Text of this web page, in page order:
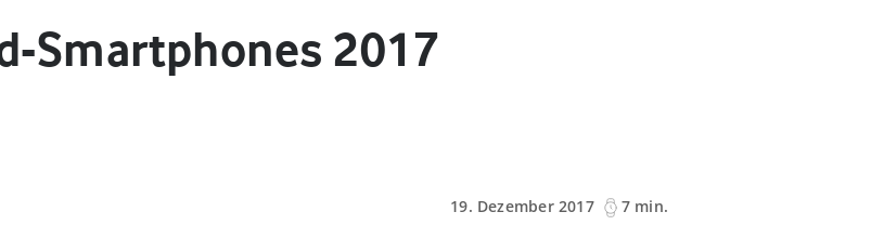
Smartphones 2017
19. Dezember 2017
7 min.